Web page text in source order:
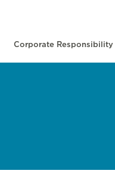
Corporate Responsibility